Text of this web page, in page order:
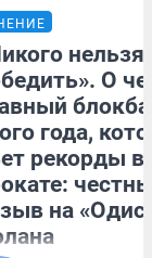
нельзя
О
года,
рекорды в
на